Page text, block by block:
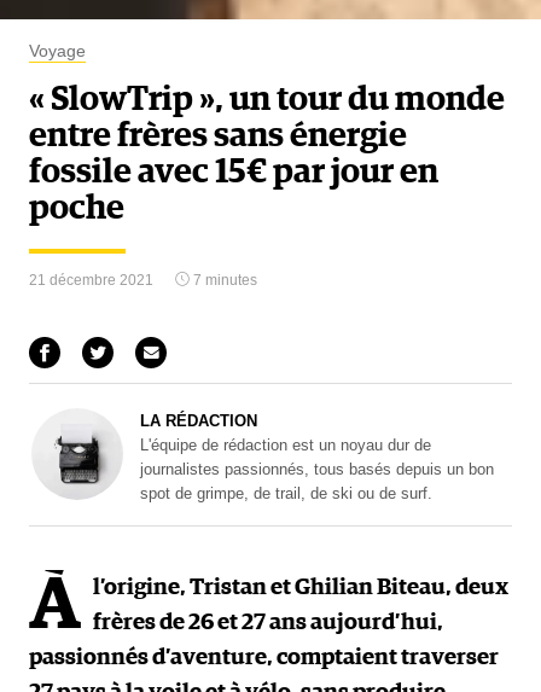
Voyage
« SlowTrip », un tour du monde
entre frères sans énergie
fossile avec 15€ par jour en
poche
21 décembre 2021 7 minutes
LA RÉDACTION
L'équipe de rédaction est un noyau dur de
journalistes passionnés, tous basés depuis un bon
spot de grimpe, de trail, de ski ou de surf.
À l’origine, Tristan et Ghilian Biteau, deux
frères de 26 et 27 ans aujourd’hui,
passionnés d’aventure, comptaient traverser